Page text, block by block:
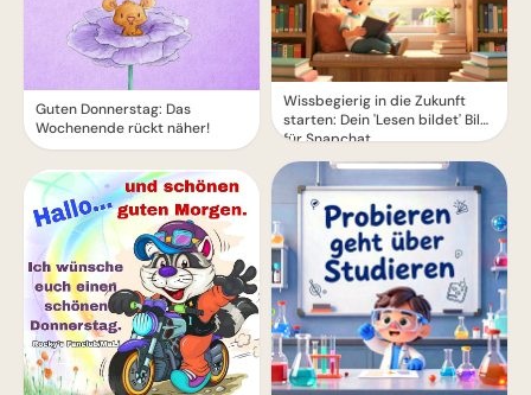
Guten Donnerstag: Das
Wochenende rückt näher!
Wissbegierig in die Zukunft
starten: Dein 'Lesen bildet' Bild
für Snapchat